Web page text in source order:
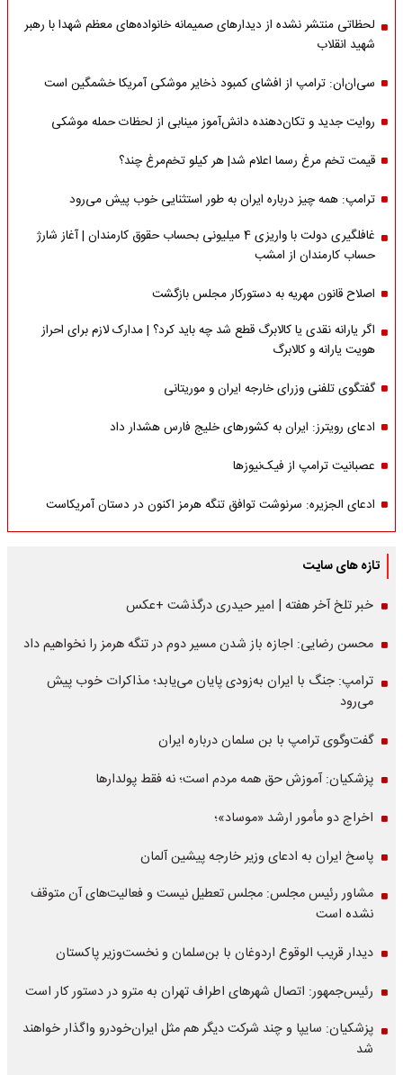
لحظاتی منتشر نشده از دیدارهای صمیمانه خانواده‌های معظم شهدا با رهبر
شهید انقلاب
سی‌ان‌ان: ترامپ از افشای کمبود ذخایر موشکی آمریکا خشمگین است
روایت جدید و تکان‌دهنده دانش‌آموز مینابی از لحظات حمله موشکی
قیمت تخم مرغ رسما اعلام شد| هر کیلو تخم‌مرغ چند؟
ترامپ: همه چیز درباره ایران به طور استثنایی خوب پیش می‌رود
غافلگیری دولت با واریزی 4 میلیونی بحساب حقوق کارمندان | آغاز شارژ
حساب کارمندان از امشب
اصلاح قانون مهریه به دستورکار مجلس بازگشت
اگر یارانه نقدی یا کالابرگ قطع شد چه باید کرد؟ | مدارک لازم برای احراز
هویت یارانه و کالابرگ
گفتگوی تلفنی وزرای خارجه ایران و موریتانی
ادعای رویترز: ایران به کشورهای خلیج فارس هشدار داد
عصبانیت ترامپ از فیک‌نیوزها
ادعای الجزیره: سرنوشت توافق تنگه هرمز اکنون در دستان آمریکاست
تازه های سایت
خبر تلخ آخر هفته | امیر حیدری درگذشت +عکس
محسن رضایی: اجازه باز شدن مسیر دوم در تنگه هرمز را نخواهیم داد
ترامپ: جنگ با ایران به‌زودی پایان می‌یابد؛ مذاکرات خوب پیش
می‌رود
گفت‌وگوی ترامپ با بن سلمان درباره ایران
پزشکیان: آموزش حق همه مردم است؛ نه فقط پولدارها
اخراج دو مأمور ارشد «موساد»؛
پاسخ ایران به ادعای وزیر خارجه پیشین آلمان
مشاور رئیس مجلس: مجلس تعطیل نیست و فعالیت‌های آن متوقف
نشده است
دیدار قریب الوقوع اردوغان با بن‌سلمان و نخست‌وزیر پاکستان
رئیس‌جمهور: اتصال شهرهای اطراف تهران به مترو در دستور کار است
پزشکیان: سایپا و چند شرکت دیگر هم مثل ایران‌خودرو واگذار خواهند
شد